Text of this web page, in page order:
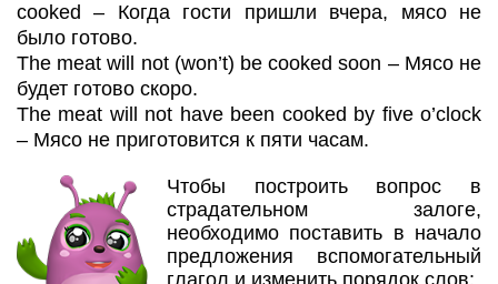
cooked – Когда гости пришли вчера, мясо не
было готово.
The meat will not (won’t) be cooked soon – Мясо не
будет готово скоро.
The meat will not have been cooked by five o’clock
– Мясо не приготовится к пяти часам.
Чтобы построить вопрос в
страдательном залоге,
необходимо поставить в начало
предложения вспомогательный
глагол и изменить порядок слов: